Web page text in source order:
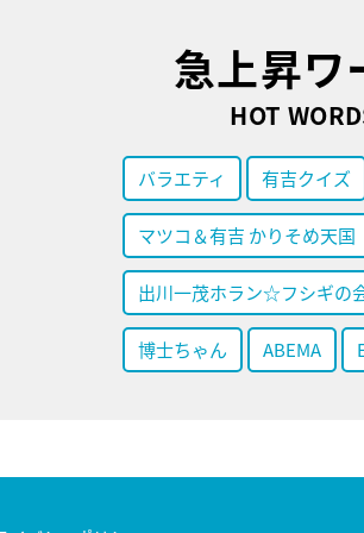
急上昇ワ
HOT
バラエティ 有吉クイズ
マツコ＆有吉 かりそめ天国
出川一茂ホラン☆フシギの
博士ちゃん ABEMA